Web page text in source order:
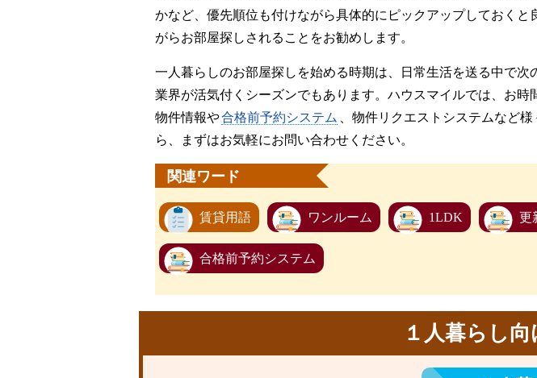
かなど、優先順位も付けながら具体的にピックアップしておく
がらお部屋探しされることをお勧めします。
一人暮らしのお部屋探しを始める時期は、日常生活を送る中で
業界が活気付くシーズンでもあります。ハウスマイルでは、お
物件情報や合格前予約システム
、物件リクエストシステムなど
ら、まずはお気軽にお問い合わせください。
関連ワード
賃貸用語 ワンルーム 1LDK 更
合格前予約システム
１人暮らし向